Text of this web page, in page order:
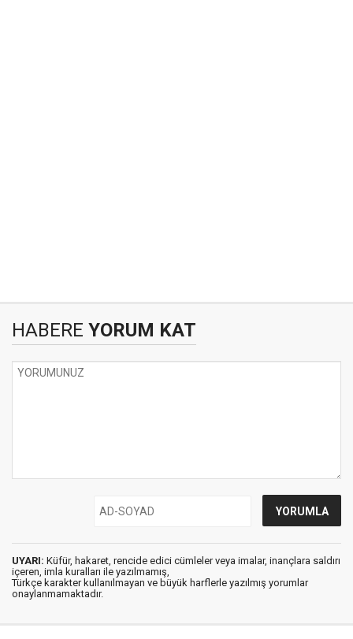
HABERE YORUM KAT
UYARI: Küfür, hakaret, rencide edici cümleler veya imalar, inançlara saldırı
içeren, imla kuralları ile yazılmamış,
Türkçe karakter kullanılmayan ve büyük harflerle yazılmış yorumlar
onaylanmamaktadır.